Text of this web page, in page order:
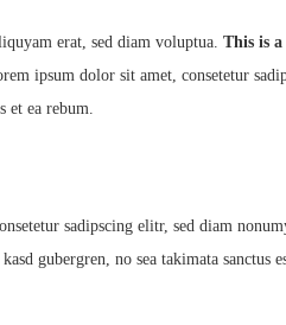
erat, sed diam voluptua. This is
ipsum dolor sit amet, consetetur
et ea rebum.
sadipscing elitr, sed diam
gubergren, no sea takimata sanctus